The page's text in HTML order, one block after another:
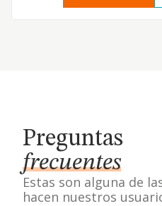
Preguntas
frecuentes
Estas son alguna de
hacen nuestros